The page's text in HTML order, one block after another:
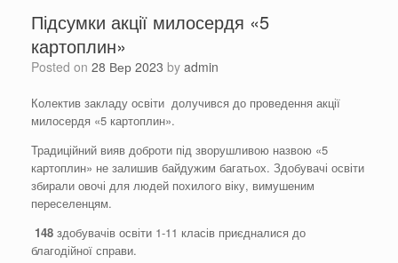
Підсумки акції милосердя «5
картоплин»
Posted on 28 Вер 2023 by admin
Колектив закладу освіти долучився до проведення акції
милосердя «5 картоплин».
Традиційний вияв доброти під зворушливою назвою «5
картоплин» не залишив байдужим багатьох. Здобувачі освіти
збирали овочі для людей похилого віку, вимушеним
переселенцям.
148 здобувачів освіти 1-11 класів приєдналися до
благодійної справи.